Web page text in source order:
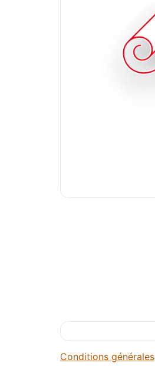
Conditions générales